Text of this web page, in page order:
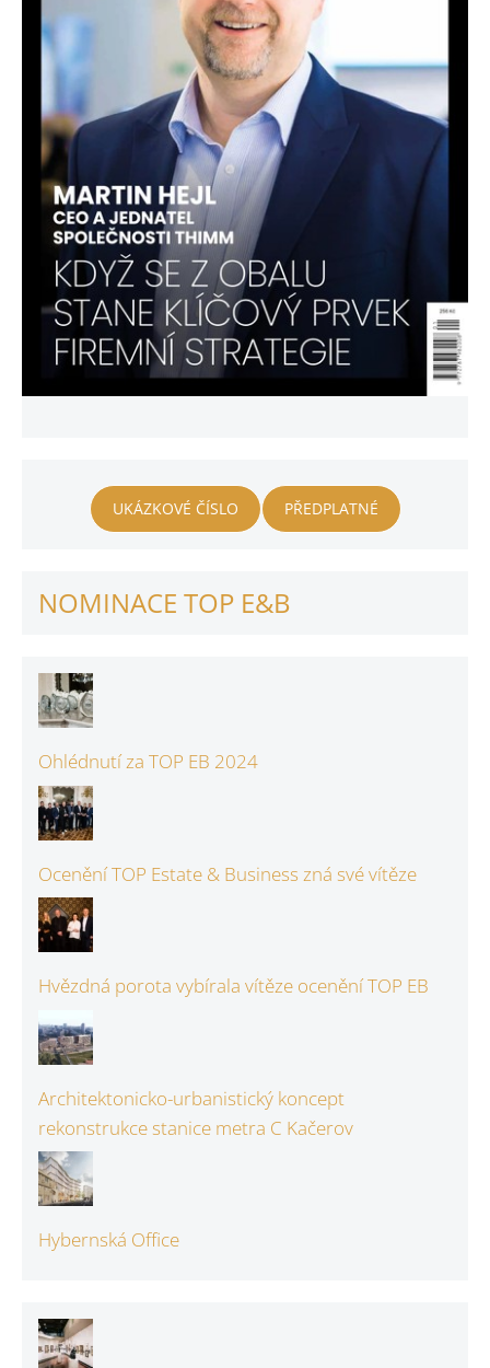
UKÁZKOVÉ ČÍSLO PŘEDPLATNÉ
NOMINACE TOP E&B
Ohlédnutí za TOP EB 2024
Ocenění TOP Estate & Business zná své vítěze
Hvězdná porota vybírala vítěze ocenění TOP EB
Architektonicko-urbanistický koncept
rekonstrukce stanice metra C Kačerov
Hybernská Office